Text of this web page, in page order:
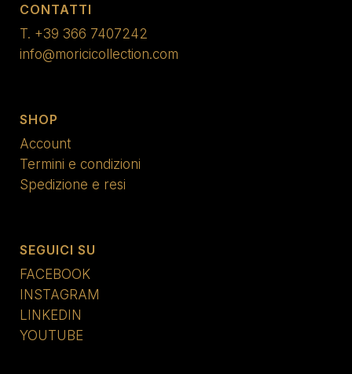
CONTATTI
T. +39 366 7407242
info@moricicollection.com
SHOP
Account
Termini e condizioni
Spedizione e resi
SEGUICI SU
FACEBOOK
INSTAGRAM
LINKEDIN
YOUTUBE